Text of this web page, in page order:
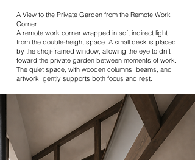
A View to the Private Garden from the Remote Work
Corner
A remote work corner wrapped in soft indirect light
from the double-height space. A small desk is placed
by the shoji-framed window, allowing the eye to drift
toward the private garden between moments of work.
The quiet space, with wooden columns, beams, and
artwork, gently supports both focus and rest.